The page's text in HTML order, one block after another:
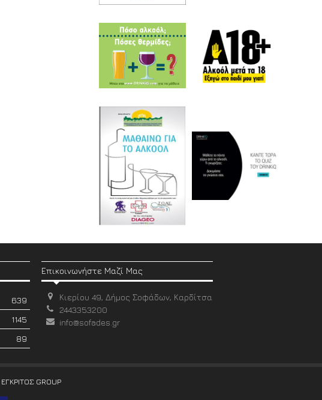
639
1145
89
Επικοινωνήστε Μαζί Μας
Κιερίου 49, Δήμος Σοφάδων, Καρδίτσα
2443353200
info@sofades.gr
ΕΓΚΡΙΤΟΣ GROUP